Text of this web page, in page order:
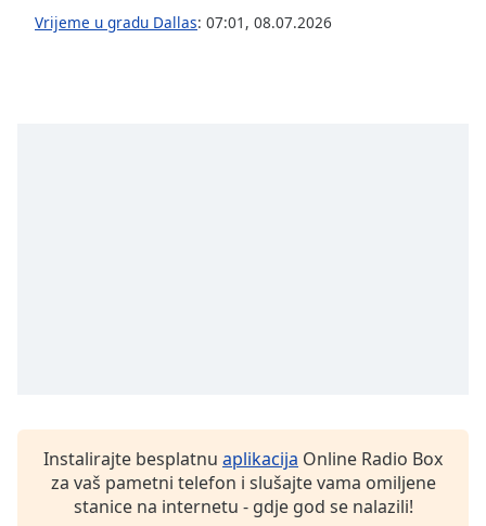
settings,
opens
modal
window.
Beginning
Vrijeme u gradu Dallas: 07:01 , 08.07.2026
Instalirajte besplatnu aplikacija Online Radio Box
za vaš pametni telefon i slušajte vama omiljene
stanice na internetu - gdje god se nalazili!